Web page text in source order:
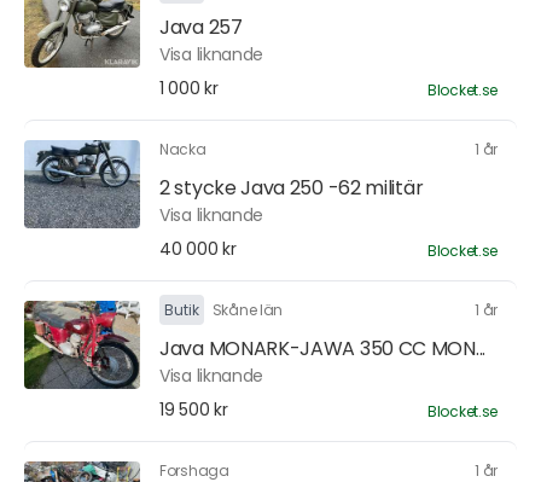
Java 257
Visa liknande
1 000 kr
Blocket.se
Nacka 1 år
2 stycke Java 250 -62 militär
Visa liknande
40 000 kr
Blocket.se
Butik Skåne län 1 år
Java MONARK-JAWA 350 CC MON...
Visa liknande
19 500 kr
Blocket.se
Forshaga 1 år